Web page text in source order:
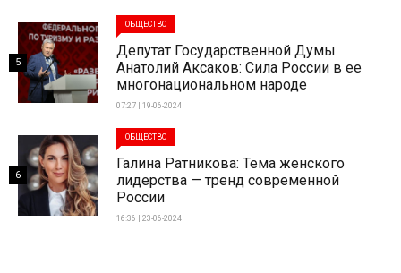
ОБЩЕСТВО
Депутат Государственной Думы
Анатолий Аксаков: Сила России в ее
многонациональном народе
07:27 | 19-06-2024
5
ОБЩЕСТВО
Галина Ратникова: Тема женского
лидерства — тренд современной
России
16:36 | 23-06-2024
6